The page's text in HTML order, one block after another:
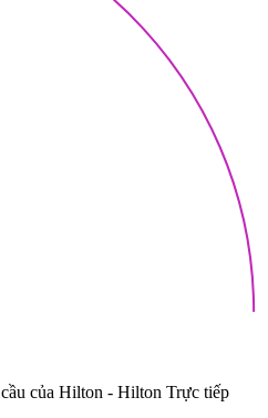
của Hilton - Hilton Trực tiếp